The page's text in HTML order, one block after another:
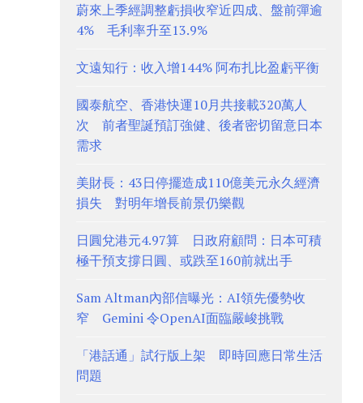
蔚來上季經調整虧損收窄近四成、盤前彈逾
4% 毛利率升至13.9%
文遠知行：收入增144% 阿布扎比盈虧平衡
國泰航空、香港快運10月共接載320萬人
次 前者聖誕預訂強健、後者密切留意日本
需求
美財長：43日停擺造成110億美元永久經濟
損失 對明年增長前景仍樂觀
日圓兌港元4.97算 日政府顧問：日本可積
極干預支撐日圓、或跌至160前就出手
Sam Altman內部信曝光：AI領先優勢收
窄 Gemini 令OpenAI面臨嚴峻挑戰
「港話通」試行版上架 即時回應日常生活
問題